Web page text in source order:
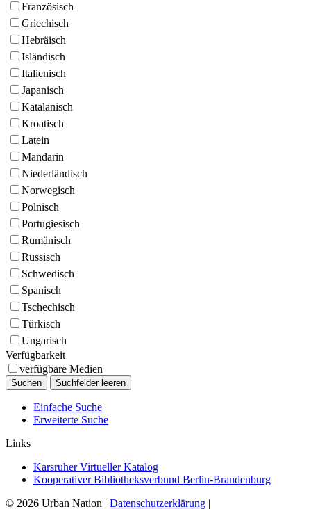
Französisch
Griechisch
Hebräisch
Isländisch
Italienisch
Japanisch
Katalanisch
Kroatisch
Latein
Mandarin
Niederländisch
Norwegisch
Polnisch
Portugiesisch
Rumänisch
Russisch
Schwedisch
Spanisch
Tschechisch
Türkisch
Ungarisch
Verfügbarkeit
verfügbare Medien
Einfache Suche
Erweiterte Suche
Links
Karsruher Virtueller Katalog
Kooperativer Bibliotheksverbund Berlin-Brandenburg
© 2026 Urban Nation | Datenschutzerklärung |